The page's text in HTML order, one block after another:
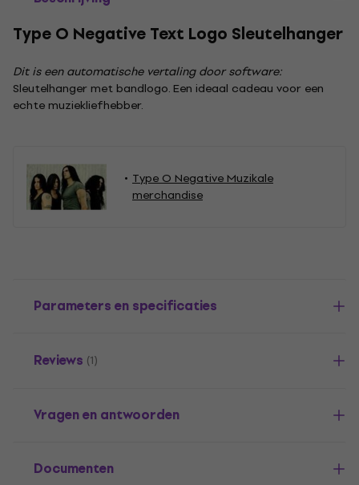
Type O Negative Text Logo Sleutelhanger
Dit is een automatische vertaling door software:
Sleutelhanger met bandlogo. Een ideaal cadeau voor een
echte muziekliefhebber.
Type O Negative Muzikale
merchandise
Parameters en specificaties
Reviews (1)
Vragen en antwoorden
Documenten